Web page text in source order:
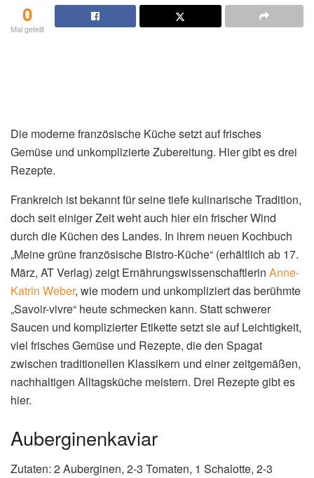
0
Mal geteilt
Die moderne französische Küche setzt auf frisches
Gemüse und unkomplizierte Zubereitung. Hier gibt es drei
Rezepte.
Frankreich ist bekannt für seine tiefe kulinarische Tradition,
doch seit einiger Zeit weht auch hier ein frischer Wind
durch die Küchen des Landes. In ihrem neuen Kochbuch
„Meine grüne französische Bistro-Küche“ (erhältlich ab 17.
März, AT Verlag) zeigt Ernährungswissenschaftlerin Anne-
Katrin Weber, wie modern und unkompliziert das berühmte
„Savoir-vivre“ heute schmecken kann. Statt schwerer
Saucen und komplizierter Etikette setzt sie auf Leichtigkeit,
viel frisches Gemüse und Rezepte, die den Spagat
zwischen traditionellen Klassikern und einer zeitgemäßen,
nachhaltigen Alltagsküche meistern. Drei Rezepte gibt es
hier.
Auberginenkaviar
Zutaten: 2 Auberginen, 2-3 Tomaten, 1 Schalotte, 2-3